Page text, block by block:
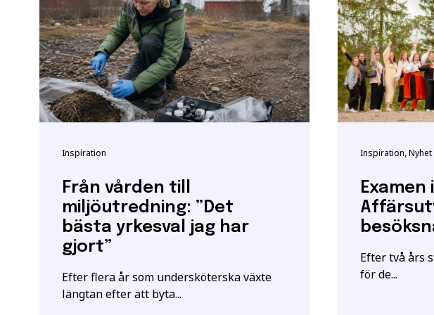
Inspiration
Från vården till
miljöutredning: ”Det
bästa yrkesval jag har
gjort”
Efter flera år som undersköterska växte
längtan efter att byta...
Inspiration, Nyhet
Efter två års
för de...
E-post*
Jag ger samtycke till att YH Akademin
utbildningar kan också ha särskilda
Vänligen notera: För att bli registrerad som
yrkeshögskolan krävs ett giltigt svenskt
att vi registrerar korrekta personuppgifter
För mer information och vid frågor om
Samordningsnummer | Skatteverketeller